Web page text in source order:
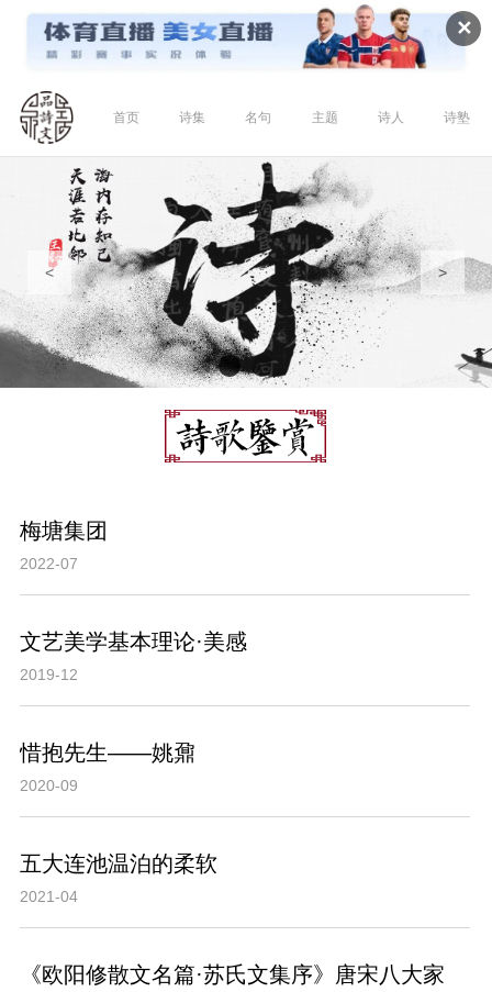
✕
首页 诗集 名句 主题 诗人 诗塾
< >
梅塘集团
2022-07
文艺美学基本理论·美感
2019-12
惜抱先生——姚鼐
2020-09
五大连池温泊的柔软
2021-04
《欧阳修散文名篇·苏氏文集序》唐宋八大家